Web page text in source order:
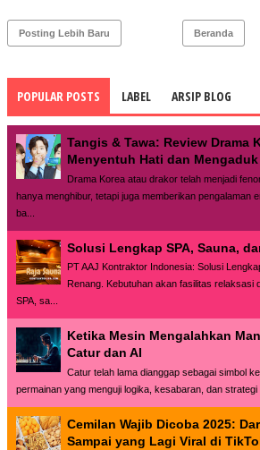
Posting Lebih Baru Beranda
POPULAR POSTS LABEL ARSIP BLOG
Tangis & Tawa: Review Drama
Menyentuh Hati dan Mengaduk
Drama Korea atau drakor telah menjadi
hanya menghibur, tetapi juga memberikan pengalaman
ba...
Solusi Lengkap SPA, Sauna,
PT AAJ Kontraktor Indonesia: Solusi
Renang. Kebutuhan akan fasilitas relaksasi
SPA, sa...
Ketika Mesin Mengalahkan
Catur dan AI
Catur telah lama dianggap sebagai simbol
permainan yang menguji logika, kesabaran, dan strategi
Cemilan Wajib Dicoba 2025:
Sampai yang Lagi Viral di